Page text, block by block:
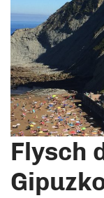
Flysch